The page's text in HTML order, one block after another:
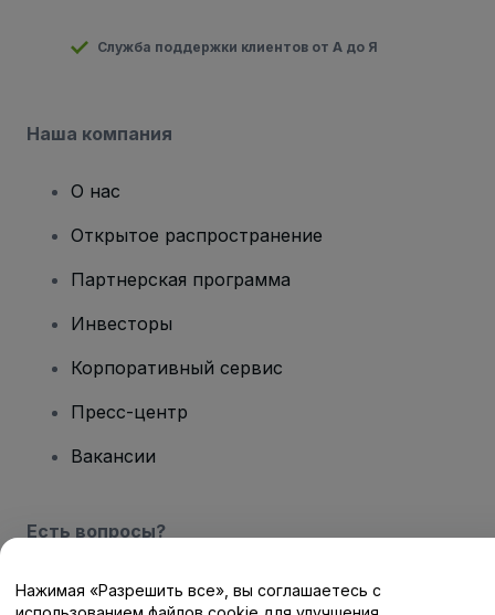
Служба поддержки клиентов от А до Я
Наша компания
О нас
Открытое распространение
Партнерская программа
Инвесторы
Корпоративный сервис
Пресс-центр
Вакансии
Есть вопросы?
Центр помощи / Свяжитесь с нами
Нажимая «Разрешить все», вы соглашаетесь с